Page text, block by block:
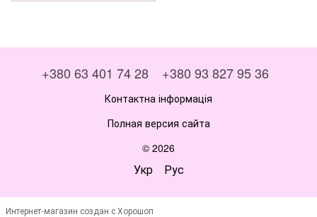
+380 63 401 74 28 +380 93 827 95 36
Контактна інформація
Полная версия сайта
© 2026
Укр Рус
Интернет-магазин создан с Хорошоп